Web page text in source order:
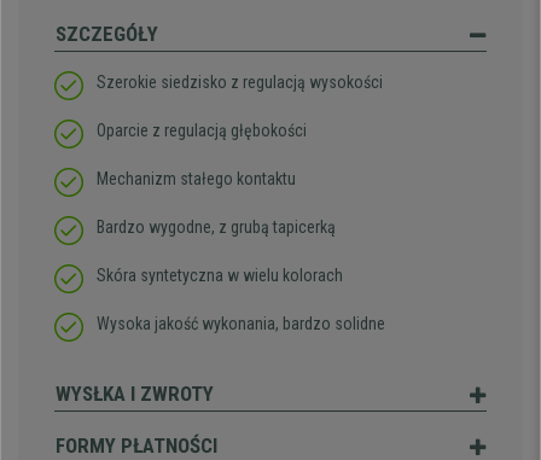
SZCZEGÓŁY
Szerokie siedzisko z regulacją wysokości
Oparcie z regulacją głębokości
Mechanizm stałego kontaktu
Bardzo wygodne, z grubą tapicerką
Skóra syntetyczna w wielu kolorach
Wysoka jakość wykonania, bardzo solidne
WYSŁKA I ZWROTY
FORMY PŁATNOŚCI